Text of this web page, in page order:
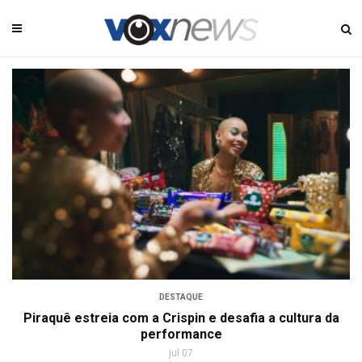
DESTAQUE
Piraquê estreia com a Crispin e desafia a cultura da
performance
jul 07